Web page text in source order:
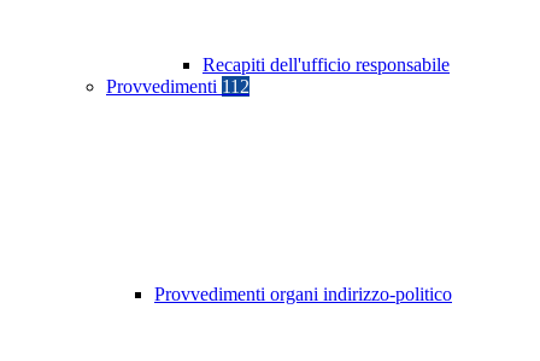
Recapiti dell'ufficio responsabile
Provvedimenti 112
Provvedimenti organi indirizzo-politico